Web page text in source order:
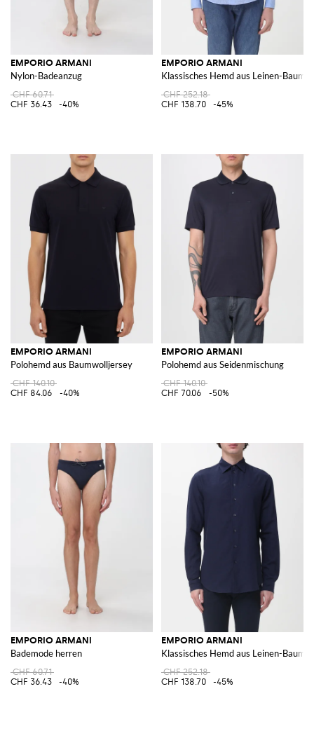
EMPORIO ARMANI
Nylon-Badeanzug
CHF 60.71
CHF 36.43
-40%
EMPORIO ARMANI
Klassisches Hemd aus Leinen-
CHF 252.18
CHF 138.70
-45%
EMPORIO ARMANI
Polohemd aus Baumwolljersey
CHF 140.10
CHF 84.06
-40%
EMPORIO ARMANI
Polohemd aus Seidenmischung
CHF 140.10
CHF 70.06
-50%
EMPORIO ARMANI
Bademode herren
CHF 60.71
CHF 36.43
-40%
EMPORIO ARMANI
Klassisches Hemd aus Leinen-
CHF 252.18
CHF 138.70
-45%